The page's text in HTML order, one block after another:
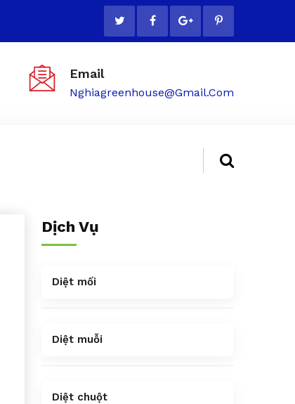
Email
Nghiagreenhouse@gmail.com
Dịch Vụ
Diệt mối
Diệt muỗi
Diệt chuột